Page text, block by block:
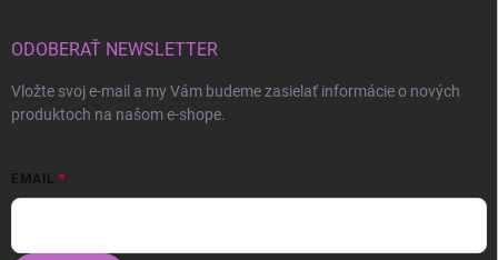
ODOBERAŤ NEWSLETTER
Vložte svoj e-mail a my Vám budeme zasielať informácie o nových
produktoch na našom e-shope.
EMAIL